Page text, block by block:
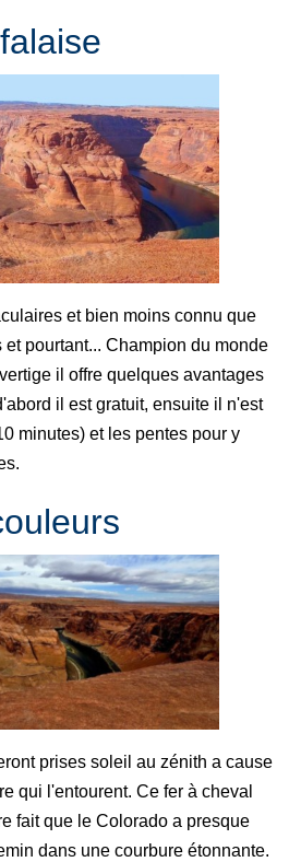
et bien moins connu que
pourtant... Champion du monde
il offre quelques avantages
il est gratuit, ensuite il n'est
minutes) et les pentes pour y
prises soleil au zénith a cause
qui l'entourent. Ce fer à cheval
fait que le Colorado a presque
dans une courbure étonnante.